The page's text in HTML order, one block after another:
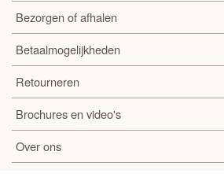
Bezorgen of afhalen
Betaalmogelijkheden
Retourneren
Brochures en video's
Over ons